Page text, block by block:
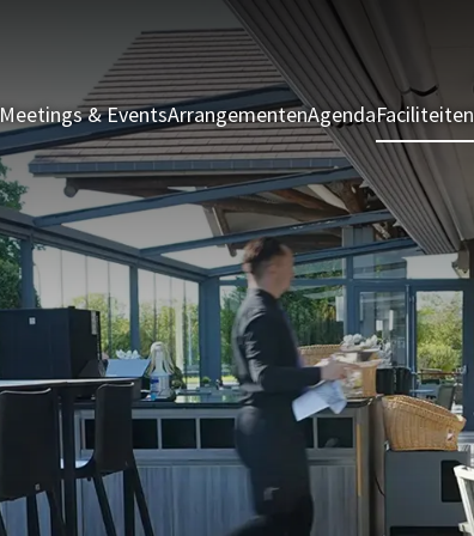
Meetings & EventsArrangementenAgendaFaciliteiten